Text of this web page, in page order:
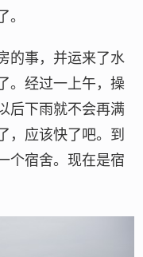
。
的事，并运来了水
。经过一上午，操
后下雨就不会再满
，应该快了吧。到
个宿舍。现在是宿